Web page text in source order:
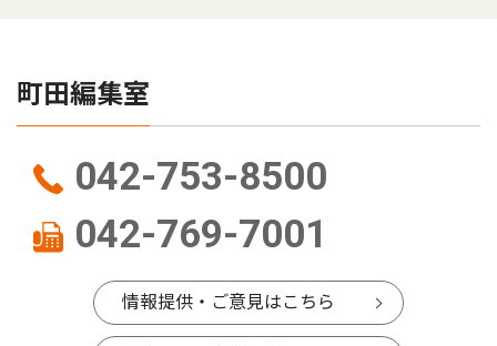
町田編集室
042-753-8500
042-769-7001
情報提供・ご意見はこちら